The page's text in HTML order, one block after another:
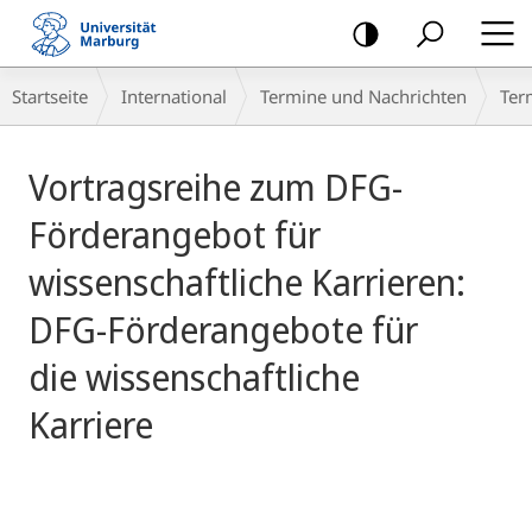
Mobile-
Navigation
Breadcrumb-
Navigation
Startseite International Termine und Nachrichten
Vortragsreihe zum DFG-
Förderangebot für
wissenschaftliche Karrieren:
DFG-Förderangebote für
die wissenschaftliche
Karriere